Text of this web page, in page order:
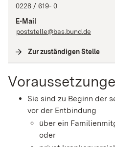
0228 / 619- 0
E-Mail
poststelle@bas.bund.de
Zur zuständigen Stelle
Sie sind zu Beginn der
vor der Entbindung
über ein
oder